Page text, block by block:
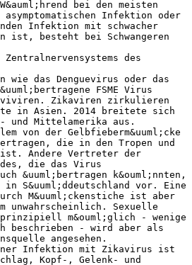
bei den meisten
Infektion oder
Infektion mit schwacher
ist, besteht bei Schwangeren
Zentralnervensystems des
wie das Denguevirus oder das
FSME Virus
Zikaviren zirkulieren
in Asien. 2014 breitete sich
und Mittelamerika aus.
von der Gelbfieberm&uuml;cke
die in den Tropen und
Andere Vertreter der
die das Virus
&uuml;bertragen k&ouml;nnten,
in S&uuml;ddeutschland vor. Eine
M&uuml;ckenstiche ist aber
unwahrscheinlich. Sexuelle
m&ouml;glich - wenige
beschrieben - wird aber als
angesehen.
Infektion mit Zikavirus ist
Kopf-, Gelenk- und